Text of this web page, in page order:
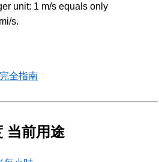
unit: 1 m/s equals only
s.
全指南
当前用途